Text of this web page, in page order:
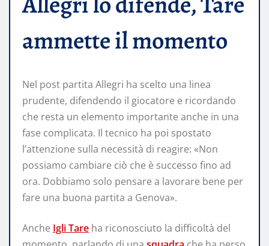
ammette il momento
Nel post partita Allegri ha scelto una linea
prudente, difendendo il giocatore e ricordando
che resta un elemento importante anche in una
fase complicata. Il tecnico ha poi spostato
l’attenzione sulla necessità di reagire: «Non
possiamo cambiare ciò che è successo fino ad
ora. Dobbiamo solo pensare a lavorare bene per
fare una buona partita a Genova».
Anche Igli Tare ha riconosciuto la difficoltà del